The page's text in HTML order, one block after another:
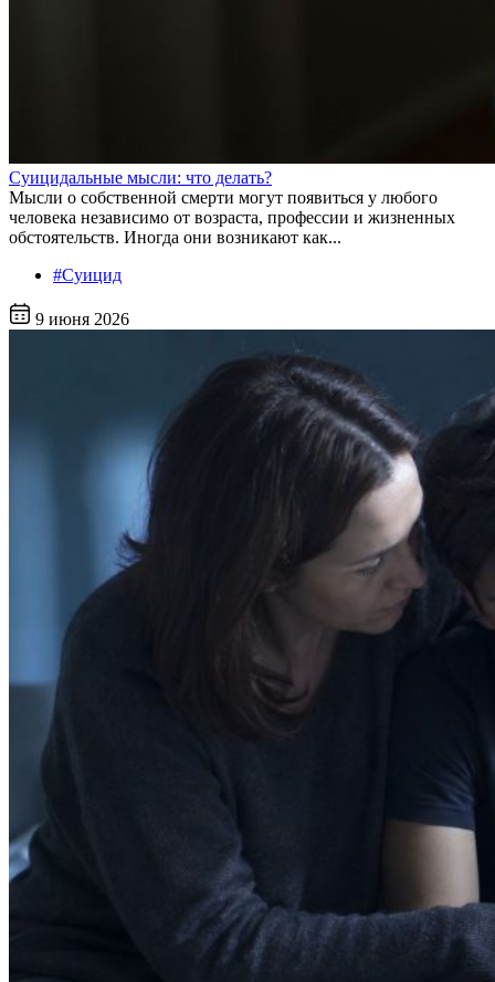
Суицидальные мысли: что делать?
Мысли о собственной смерти могут появиться у любого
человека независимо от возраста, профессии и жизненных
обстоятельств. Иногда они возникают как...
#Суицид
9 июня 2026